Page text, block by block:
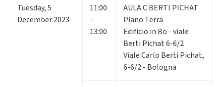
Tuesday,5
December 2023
11:00
-
13:00
AULA C BERTI PICHAT
Piano Terra
Edificio in Bo - viale
Berti Pichat 6-6/2
Viale Carlo Berti Pichat,
6-6/2 - Bologna